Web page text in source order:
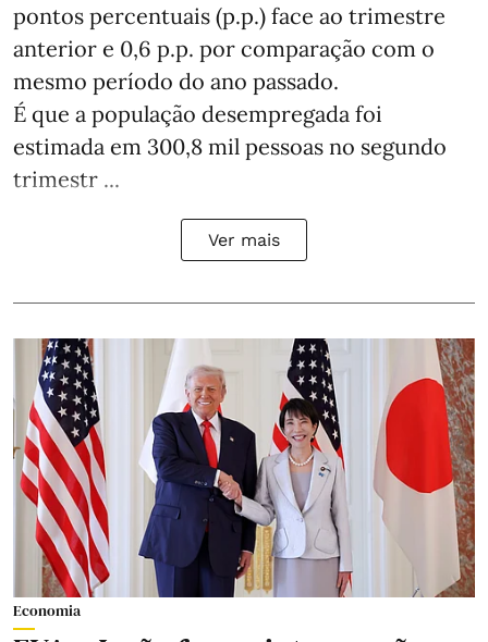
pontos percentuais (p.p.) face ao trimestre
anterior e 0,6 p.p. por comparação com o
mesmo período do ano passado.
É que a população desempregada foi
estimada em 300,8 mil pessoas no segundo
trimestr ...
Ver mais
Economia